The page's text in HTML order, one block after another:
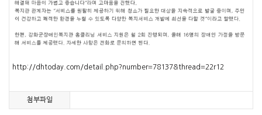
http://dhtoday.com/detail.php?number=78137&thread=22r12
첨부파일